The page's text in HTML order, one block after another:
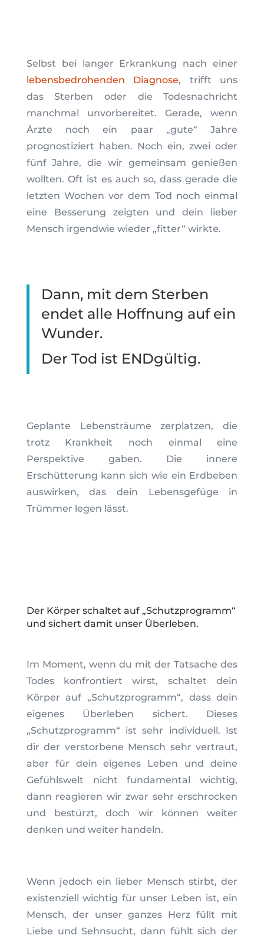
Selbst bei langer Erkrankung nach einer
lebensbedrohenden Diagnose, trifft uns
das Sterben oder die Todesnachricht
manchmal unvorbereitet. Gerade, wenn
Ärzte noch ein paar „gute“ Jahre
prognostiziert haben. Noch ein, zwei oder
fünf Jahre, die wir gemeinsam genießen
wollten. Oft ist es auch so, dass gerade die
letzten Wochen vor dem Tod noch einmal
eine Besserung zeigten und dein lieber
Mensch irgendwie wieder „fitter“ wirkte.
Dann, mit dem Sterben
endet alle Hoffnung auf ein
Wunder.
Der Tod ist ENDgültig.
Geplante Lebensträume zerplatzen, die
trotz Krankheit noch einmal eine
Perspektive gaben. Die innere
Erschütterung kann sich wie ein Erdbeben
auswirken, das dein Lebensgefüge in
Trümmer legen lässt.
Der Körper schaltet auf „Schutzprogramm“
und sichert damit unser Überleben.
Im Moment, wenn du mit der Tatsache des
Todes konfrontiert wirst, schaltet dein
Körper auf „Schutzprogramm“, dass dein
eigenes Überleben sichert. Dieses
„Schutzprogramm“ ist sehr individuell. Ist
dir der verstorbene Mensch sehr vertraut,
aber für dein eigenes Leben und deine
Gefühlswelt nicht fundamental wichtig,
dann reagieren wir zwar sehr erschrocken
und bestürzt, doch wir können weiter
denken und weiter handeln.
Wenn jedoch ein lieber Mensch stirbt, der
existenziell wichtig für unser Leben ist, ein
Mensch, der unser ganzes Herz füllt mit
Liebe und Sehnsucht, dann fühlt sich der